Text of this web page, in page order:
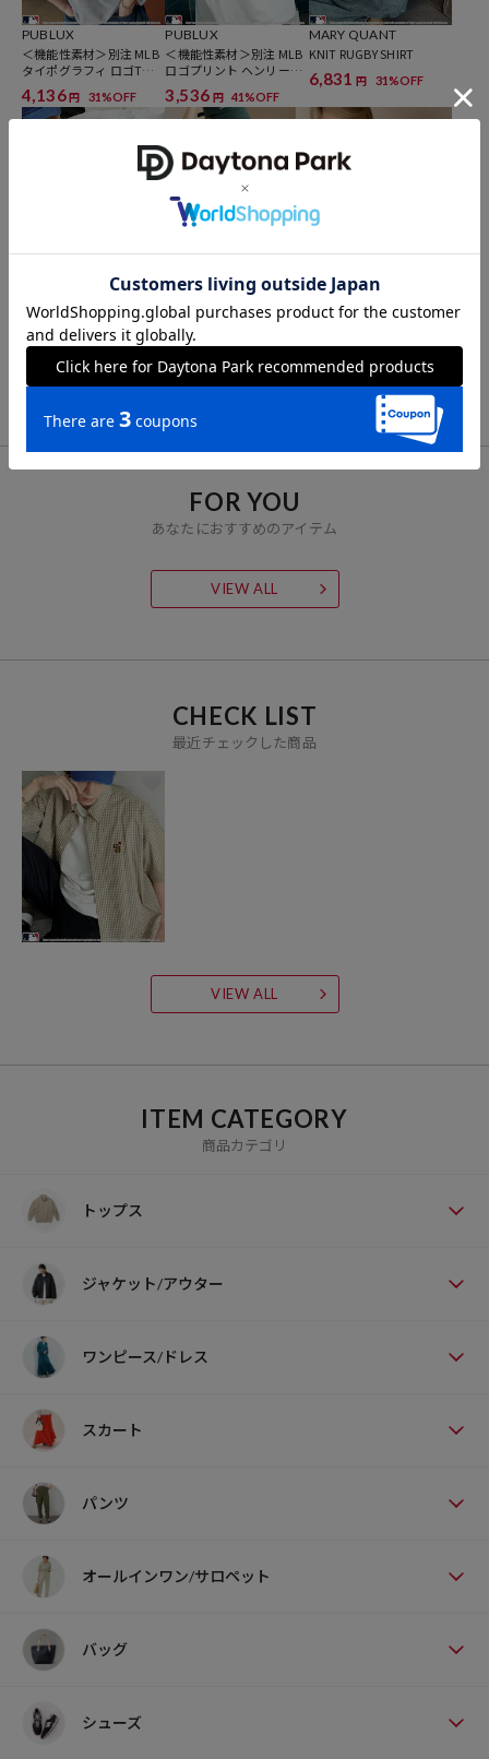
ブランド説明
【PUBLUX/パブリュクス】
その瞬間を大切に、なりたい自分になれたら。
ジェンダーレスなストリートブランドです。
PUBLUX
＜機能性素材＞別注 MLB
タイポグラフィ ロゴTシ
ャツ 限定展開
4,136円 31%OFF
PUBLUX
＜機能性素材＞別注 MLB
ロゴプリント ヘンリーネ
ック オーバーサイズ Tシ
ャツ 限定展開
3,536 円 41%OFF
MARY QUANT
KNIT RUGBY SHIRT
6,831 円 31%OFF
別注 SWEAT TOPS
3,427円 51%OFF
PUBLUX
＜機能性素材＞別注 MLB
アニマルプリント Tシャ
ツ 限定展開
4,136 31%OFF
PUBLUX
＜機能性素材＞別注 MLB
ワンポイントハートTシャ
4,136 31%OFF
FOR YOU
あなたにおすすめのアイテム
VIEW ALL
CHECK LIST
最近チェックした商品
VIEW ALL
ITEM CATEGORY
商品カテゴリ
トップス
ジャケット/アウター
ワンピース/ドレス
スカート
パンツ
オールインワン/サロペット
バッグ
シューズ